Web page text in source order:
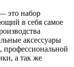
это набор
в себя самое
аксессуары
профессиональной
а так же